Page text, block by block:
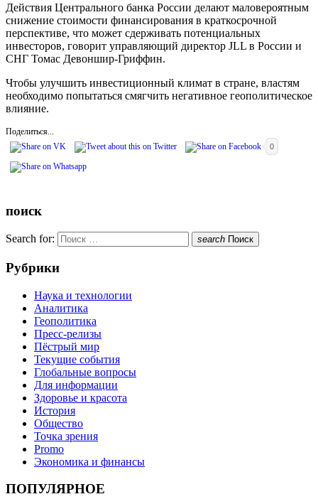
Действия Центрального банка России делают маловероятным
снижение стоимости финансирования в краткосрочной
перспективе, что может сдерживать потенциальных
инвесторов, говорит управляющий директор JLL в России и
СНГ Томас Девоншир-Гриффин.
Чтобы улучшить инвестиционный климат в стране, властям
необходимо попытаться смягчить негативное геополитическое
влияние.
Поделиться...
0
поиск
Search for: search Поиск
Рубрики
Наука и технологии
Аналитика
Геополитика
Пресс-релизы
Пёстрый мир
Текущие события
Глобальные вопросы
Для информации
Здоровье и красота
История
Общество
Точка зрения
Promo
Экономика и финансы
ПОПУЛЯРНОЕ